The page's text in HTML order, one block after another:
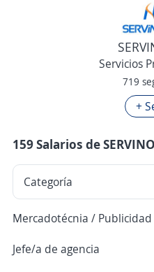
Servicios
719
+
159 Salarios de
Mercadotécnia /
Jefe/a de agencia